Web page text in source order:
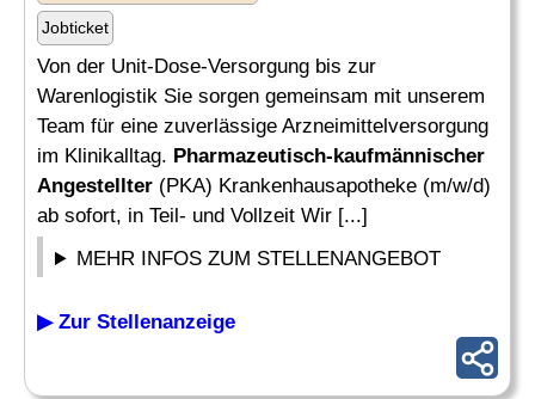
Jobticket
Von der Unit-Dose-Versorgung bis zur
Warenlogistik Sie sorgen gemeinsam mit unserem
Team für eine zuverlässige Arzneimittelversorgung
im Klinikalltag. Pharmazeutisch-kaufmännischer
Angestellter (PKA) Krankenhausapotheke (m/w/d)
ab sofort, in Teil- und Vollzeit Wir [...]
MEHR INFOS ZUM STELLENANGEBOT
▶ Zur Stellenanzeige